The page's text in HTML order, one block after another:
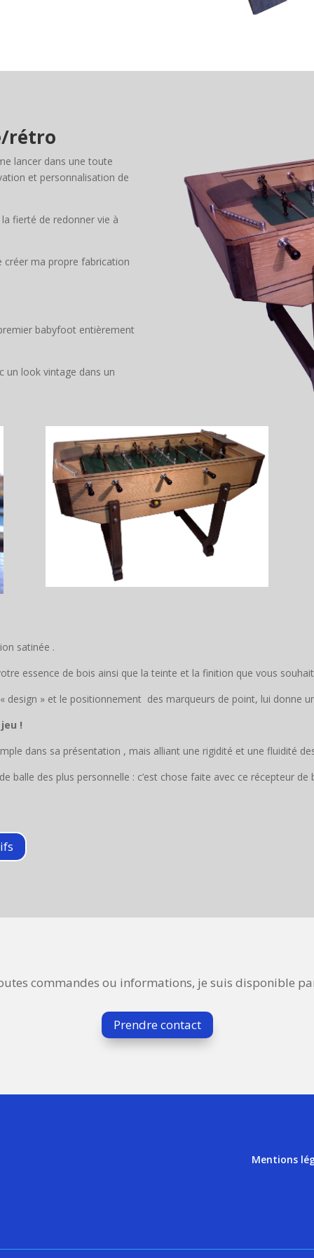
rétro
lancer dans une toute
et personnalisation de
fierté de redonner vie à
créer ma propre fabrication
babyfoot entièrement
un look vintage dans un
satinée .
essence de bois ainsi que la teinte et la finition que vous
design » et le positionnement des marqueurs de point, lui donne
!
dans sa présentation , mais alliant une rigidité et une fluidité
balle des plus personnelle : c’est chose faite avec ce récepteur
commandes ou informations, je suis disponible
Prendre contact
Mentions